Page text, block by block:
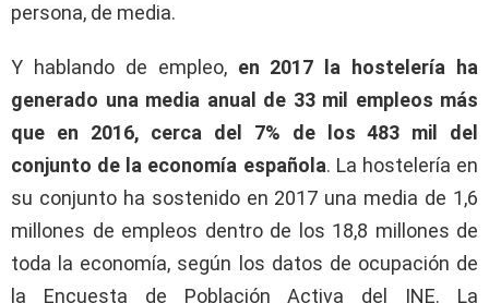
persona, de media.
Y hablando de empleo, en 2017 la hostelería ha
generado una media anual de 33 mil empleos más
que en 2016, cerca del 7% de los 483 mil del
conjunto de la economía española. La hostelería en
su conjunto ha sostenido en 2017 una media de 1,6
millones de empleos dentro de los 18,8 millones de
toda la economía, según los datos de ocupación de
la Encuesta de Población Activa del INE. La